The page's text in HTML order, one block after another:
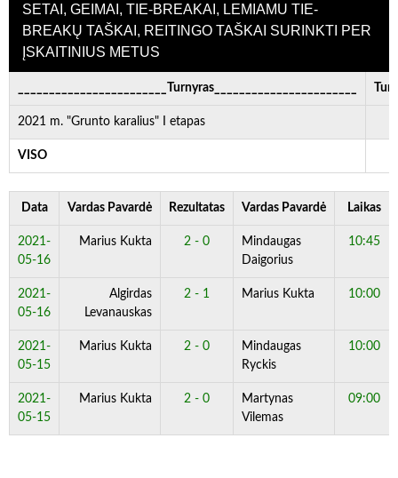
SETAI, GEIMAI, TIE-BREAKAI, LEMIAMU TIE-
BREAKŲ TAŠKAI, REITINGO TAŠKAI SURINKTI PER
ĮSKAITINIUS METUS
________________________Turnyras_______________________
2021 m. "Grunto karalius" I etapas
VISO
Data Vardas Pavardė Rezultatas Vardas Pavardė Laikas
2021-
05-16
Marius Kukta 2 - 0
Mindaugas
Daigorius
10:45
2021-
05-16
Algirdas
Levanauskas
2 - 1 Marius Kukta 10:00
2021-
05-15
Marius Kukta 2 - 0
Mindaugas
Ryckis
10:00
2021-
05-15
Marius Kukta 2 - 0
Martynas
Vilemas
09:00